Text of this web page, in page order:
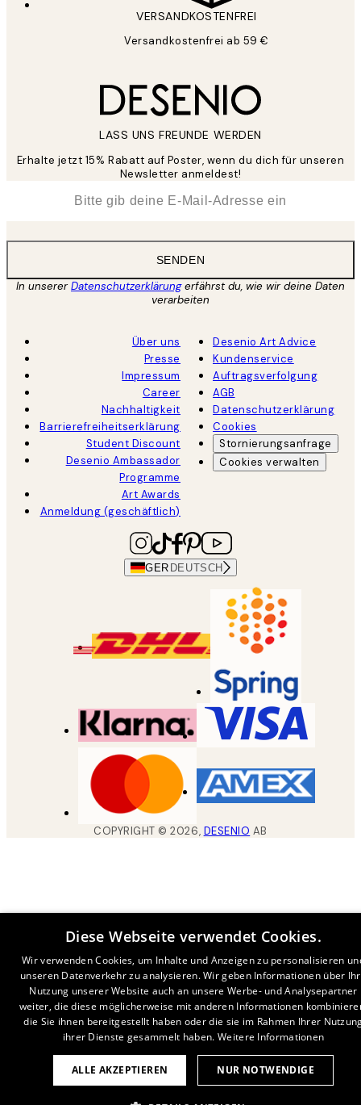
VERSANDKOSTENFREI
Versandkostenfrei ab 59 €
LASS UNS FREUNDE WERDEN
Erhalte jetzt 15% Rabatt auf Poster, wenn du dich für unseren
Newsletter anmeldest!
SENDEN
In unsererDatenschutzerklärungerfährst du, wie wir deine Daten
verarbeiten
Über uns
Presse
Impressum
Career
Nachhaltigkeit
Barrierefreiheitserklärung
Student Discount
Desenio Ambassador
Programme
Art Awards
Anmeldung (geschäftlich)
Desenio Art Advice
Kundenservice
Auftragsverfolgung
AGB
Datenschutzerklärung
Cookies
Stornierungsanfrage
Cookies verwalten
GER DEUTSCH
COPYRIGHT ©2026, DESENIO AB
Diese Webseite verwendet Cookies.
Wir verwenden Cookies, um Inhalte und Anzeigen zu personalisieren
unseren Datenverkehr zu analysieren. Wir geben Informationen über
Nutzung unserer Website auch an unsere Werbe- und Analysepartner
weiter, die diese möglicherweise mit anderen Informationen
die Sie ihnen bereitgestellt haben oder die sie im Rahmen Ihrer
ihrer Dienste gesammelt haben. Weitere Informationen
ALLE AKZEPTIEREN NUR NOTWENDIGE